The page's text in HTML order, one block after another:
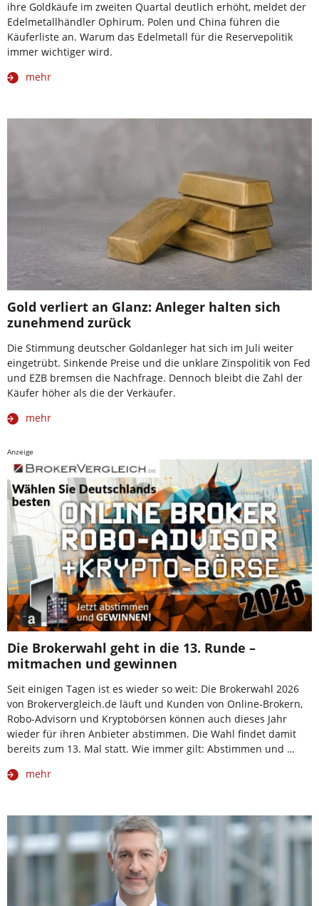
ihre Goldkäufe im zweiten Quartal deutlich erhöht, meldet der
Edelmetallhändler Ophirum. Polen und China führen die
Käuferliste an. Warum das Edelmetall für die Reservepolitik
immer wichtiger wird.
mehr
Gold verliert an Glanz: Anleger halten sich
zunehmend zurück
Die Stimmung deutscher Goldanleger hat sich im Juli weiter
eingetrübt. Sinkende Preise und die unklare Zinspolitik von Fed
und EZB bremsen die Nachfrage. Dennoch bleibt die Zahl der
Käufer höher als die der Verkäufer.
mehr
Anzeige
Die Brokerwahl geht in die 13. Runde –
mitmachen und gewinnen
Seit einigen Tagen ist es wieder so weit: Die Brokerwahl 2026
von Brokervergleich.de läuft und Kunden von Online-Brokern,
Robo-Advisorn und Kryptobörsen können auch dieses Jahr
wieder für ihren Anbieter abstimmen. Die Wahl findet damit
bereits zum 13. Mal statt. Wie immer gilt: Abstimmen und …
mehr